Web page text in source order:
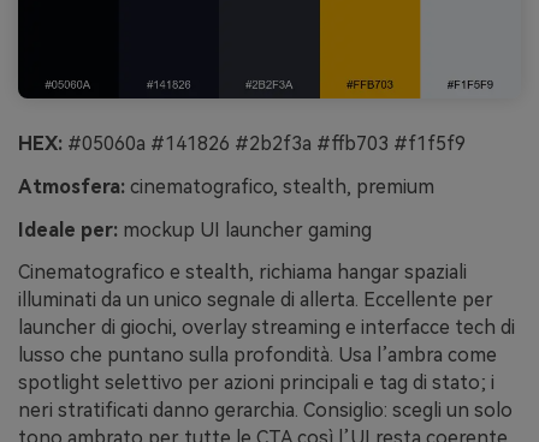
HEX: #05060a #141826 #2b2f3a #ffb703 #f1f5f9
Atmosfera: cinematografico, stealth, premium
Ideale per: mockup UI launcher gaming
Cinematografico e stealth, richiama hangar spaziali
illuminati da un unico segnale di allerta. Eccellente per
launcher di giochi, overlay streaming e interfacce tech di
lusso che puntano sulla profondità. Usa l’ambra come
spotlight selettivo per azioni principali e tag di stato; i
neri stratificati danno gerarchia. Consiglio: scegli un solo